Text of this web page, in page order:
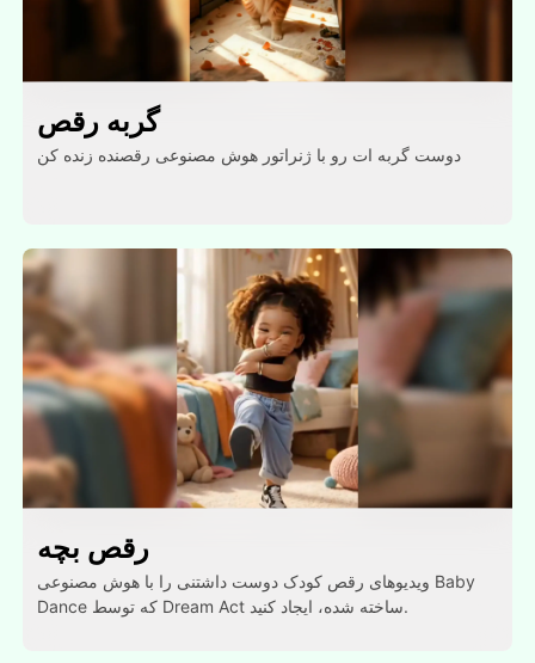
گربه رقص
دوست گربه ات رو با ژنراتور هوش مصنوعی رقصنده زنده کن
رقص بچه
ویدیوهای رقص کودک دوست داشتنی را با هوش مصنوعی Baby
Dance که توسط Dream Act ساخته شده، ایجاد کنید.